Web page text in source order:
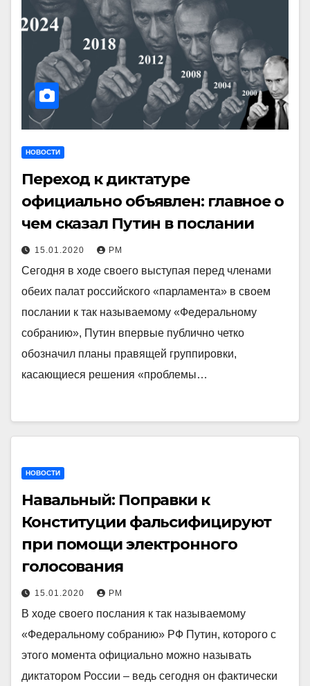
НОВОСТИ
Переход к диктатуре
официально объявлен: главное о
чем сказал Путин в послании
15.01.2020 РМ
Сегодня в ходе своего выступая перед членами
обеих палат российского «парламента» в своем
послании к так называемому «Федеральному
собранию», Путин впервые публично четко
обозначил планы правящей группировки,
касающиеся решения «проблемы…
НОВОСТИ
Навальный: Поправки к
Конституции фальсифицируют
при помощи электронного
голосования
15.01.2020 РМ
В ходе своего послания к так называемому
«Федеральному собранию» РФ Путин, которого с
этого момента официально можно называть
диктатором России – ведь сегодня он фактически